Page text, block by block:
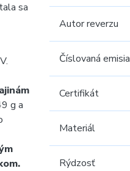
sa
g a
Autor reverzu
Číslovaná emisia
Certifikát
Materiál
Rýdzosť